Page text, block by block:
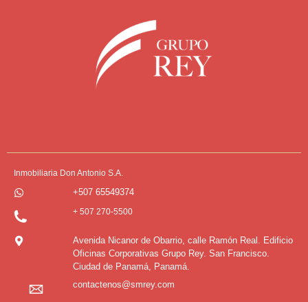
Inmobiliaria Don Antonio S.A.
+507 65549374
+ 507 270-5500
Avenida Nicanor de Obarrio, calle Ramón Real. Edificio
Oficinas Corporativas Grupo Rey. San Francisco.
Ciudad de Panamá, Panamá.
contactenos@smrey.com